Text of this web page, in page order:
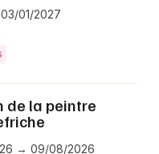
01/2027
de la peintre
→ 09/08/2026